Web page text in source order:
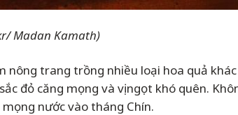
Madan Kamath)
trang trồng nhiều loại hoa quả
đỏ căng mọng và vị ngọt khó quên.
nước vào tháng Chín.